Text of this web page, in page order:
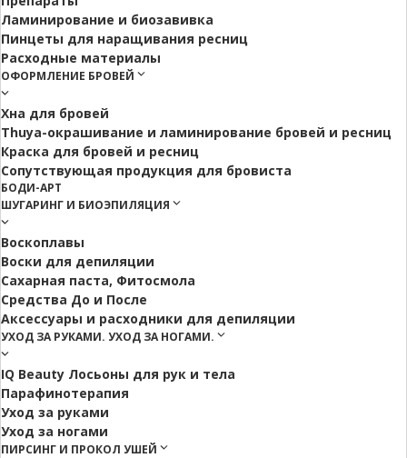
Ламинирование и биозавивка
Пинцеты для наращивания ресниц
Расходные материалы
ОФОРМЛЕНИЕ БРОВЕЙ
Хна для бровей
Thuya-окрашивание и ламинирование бровей и ресниц
Краска для бровей и ресниц
Сопутствующая продукция для бровиста
БОДИ-АРТ
ШУГАРИНГ И БИОЭПИЛЯЦИЯ
Воскоплавы
Воски для депиляции
Сахарная паста, Фитосмола
Средства До и После
Аксессуары и расходники для депиляции
УХОД ЗА РУКАМИ. УХОД ЗА НОГАМИ.
IQ Beauty Лосьоны для рук и тела
Парафинотерапия
Уход за руками
Уход за ногами
ПИРСИНГ И ПРОКОЛ УШЕЙ